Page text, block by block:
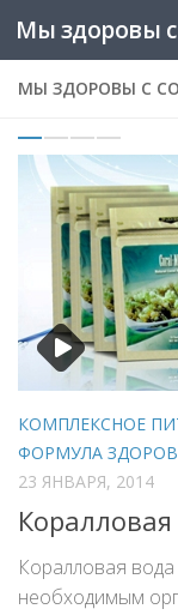
Skip to content
Мы здоровы с
МЫ ЗДОРОВЫ С
КОМПЛЕКСНОЕ
ФОРМУЛА
23 ЯНВАРЯ, 2014
Коралловая
необходимым